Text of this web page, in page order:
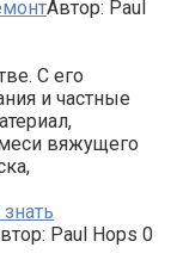
Автор: Paul
С его
и частные
вяжущего
Paul Hops 0